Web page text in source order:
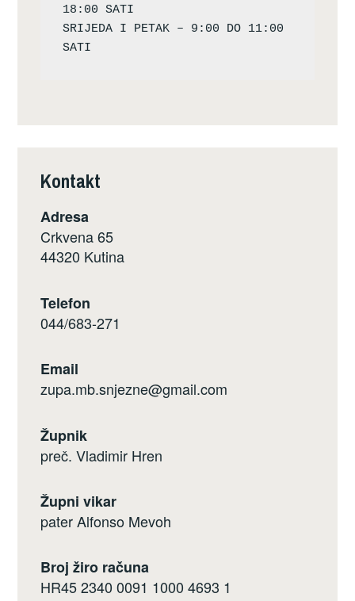
18:00 SATI
SRIJEDA I PETAK – 9:00 DO 11:00
Kontakt
Adresa
Crkvena 65
44320 Kutina
Telefon
044/683-271
Email
zupa.mb.snjezne@gmail.com
Župnik
preč. Vladimir Hren
Župni vikar
pater Alfonso Mevoh
Broj žiro računa
HR45 2340 0091 1000 4693 1